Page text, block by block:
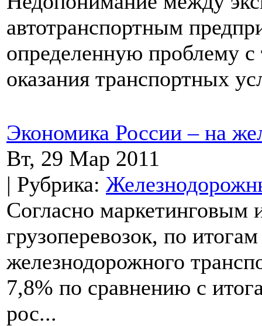
автотранспортным
определенную проблему с
оказания транспортных
Экономика России – на
Вт, 29 Мар 2011
| Рубрика:
Согласно маркетинговым
грузоперевозок, по
железнодорожного
7,8% по сравнению с
рос...